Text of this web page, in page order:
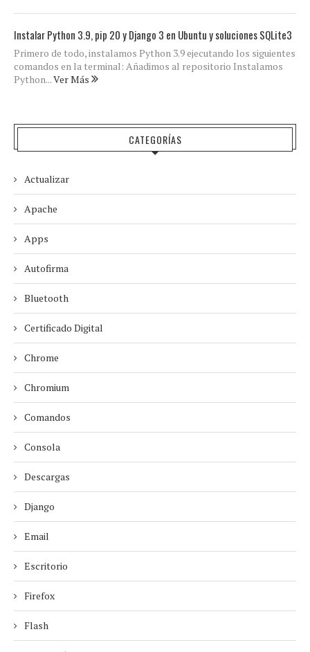
Instalar Python 3.9, pip 20 y Django 3 en Ubuntu y soluciones SQLite3
Primero de todo, instalamos Python 3.9 ejecutando los siguientes
comandos en la terminal: Añadimos al repositorio Instalamos
Python...Ver Más
CATEGORÍAS
Actualizar
Apache
Apps
Autofirma
Bluetooth
Certificado Digital
Chrome
Chromium
Comandos
Consola
Descargas
Django
Email
Escritorio
Firefox
Flash